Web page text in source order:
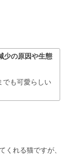
少の原因や生態
でも可愛らしい
くれる猫ですが、